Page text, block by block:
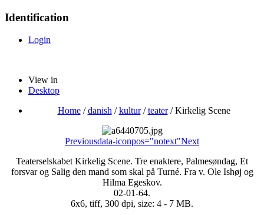
Identification
Login
View in
Desktop
Home/danish /kultur/teater/Kirkelig Scene
Previousdata-iconpos="notext"Next
Teaterselskabet Kirkelig Scene. Tre enaktere, Palmesøndag, Et
forsvar og Salig den mand som skal på Turné. Fra v. Ole Ishøj og
Hilma Egeskov.
02-01-64.
6x6, tiff, 300 dpi, size: 4 - 7 MB.